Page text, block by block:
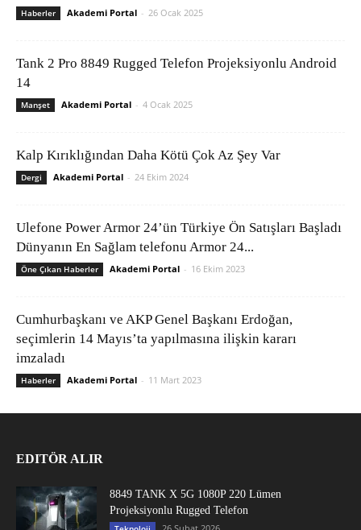
Haberler Akademi Portal - 26 Ocak 2025
Tank 2 Pro 8849 Rugged Telefon Projeksiyonlu Android
14
Manşet Akademi Portal - 4 Ocak 2025
Kalp Kırıklığından Daha Kötü Çok Az Şey Var
Dergi Akademi Portal - 24 Ekim 2024
Ulefone Power Armor 24’ün Türkiye Ön Satışları Başladı
Dünyanın En Sağlam telefonu Armor 24...
Öne Çıkan Haberler Akademi Portal - 16 Ekim 2023
Cumhurbaşkanı ve AKP Genel Başkanı Erdoğan,
seçimlerin 14 Mayıs’ta yapılmasına ilişkin kararı
imzaladı
Haberler Akademi Portal - 11 Mart 2023
EDITÖR ALIR
8849 TANK X 5G 1080P 220 Lümen
Projeksiyonlu Rugged Telefon